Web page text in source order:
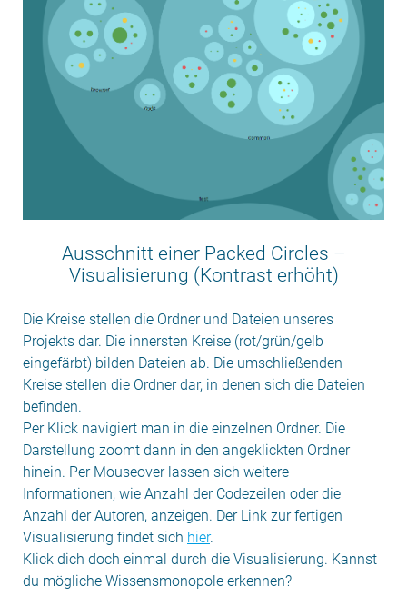
Ausschnitt einer Packed Circles –
Visualisierung (Kontrast erhöht)
Die Kreise stellen die Ordner und Dateien unseres
Projekts dar. Die innersten Kreise (rot/grün/gelb
eingefärbt) bilden Dateien ab. Die umschließenden
Kreise stellen die Ordner dar, in denen sich die Dateien
befinden.
Per Klick navigiert man in die einzelnen Ordner. Die
Darstellung zoomt dann in den angeklickten Ordner
hinein. Per Mouseover lassen sich weitere
Informationen, wie Anzahl der Codezeilen oder die
Anzahl der Autoren, anzeigen. Der Link zur fertigen
Visualisierung findet sich hier.
Klick dich doch einmal durch die Visualisierung. Kannst
du mögliche Wissensmonopole erkennen?